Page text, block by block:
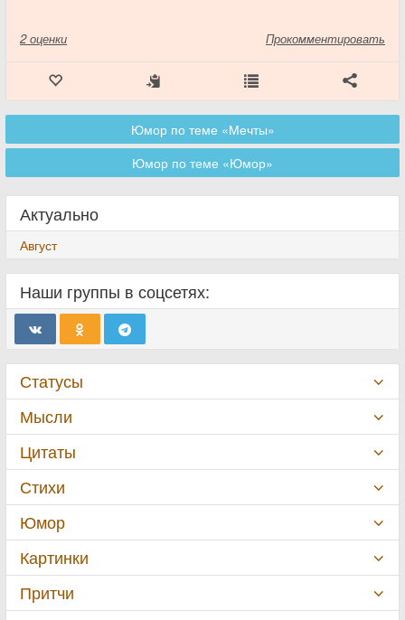
2 оценки Прокомментировать
Юмор по теме «Мечты»
Юмор по теме «Юмор»
Актуально
Август
Наши группы в соцсетях:
Статусы
Мысли
Цитаты
Стихи
Юмор
Картинки
Притчи